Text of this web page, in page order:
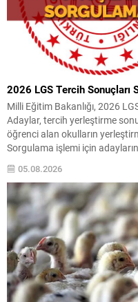
2026 LGS Tercih Sonuçları
Milli Eğitim Bakanlığı, 2026
Adaylar, tercih yerleştirme
öğrenci alan okulların
Sorgulama işlemi için
ve Doğum Tarihi (Gün, Ay, Yıl)
sonuçlarına ulaşmaları
yerleştirme sonuçlarının...
05.08.2026